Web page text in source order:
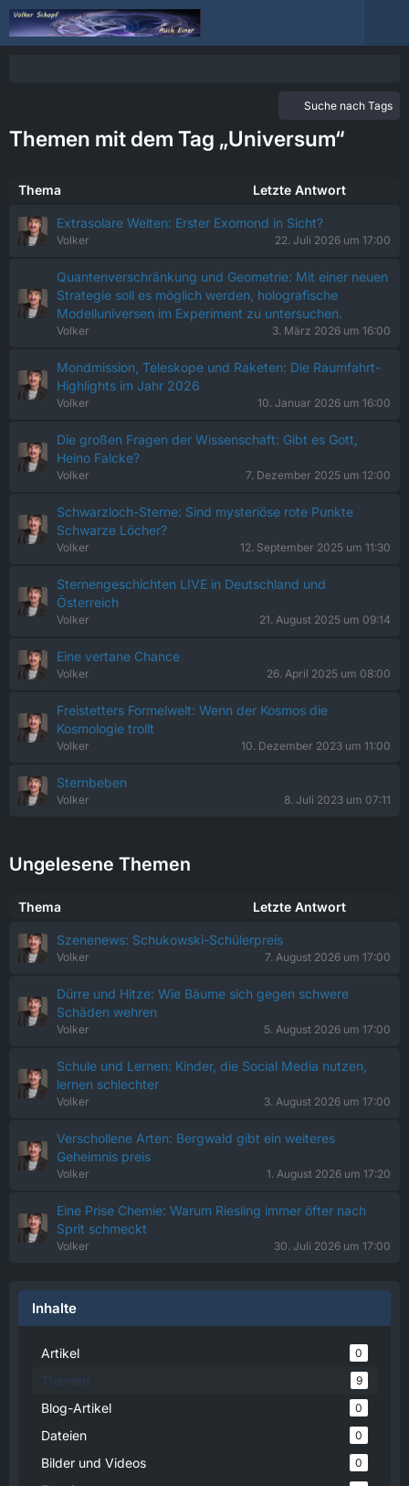
Suche nach Tags
Themen mit dem Tag „Universum“
Thema Letzte Antwort
Extrasolare Welten: Erster Exomond in Sicht?
Volker 22. Juli 2026 um 17:00
Quantenverschränkung und Geometrie: Mit einer neuen
Strategie soll es möglich werden, holografische
Modelluniversen im Experiment zu untersuchen.
Volker 3. März 2026 um 16:00
Mondmission, Teleskope und Raketen: Die Raumfahrt-
Highlights im Jahr 2026
Volker 10. Januar 2026 um 16:00
Die großen Fragen der Wissenschaft: Gibt es Gott,
Heino Falcke?
Volker 7. Dezember 2025 um 12:00
Schwarzloch-Sterne: Sind mysteriöse rote Punkte
Schwarze Löcher?
Volker 12. September 2025 um 11:30
Sternengeschichten LIVE in Deutschland und
Österreich
Volker 21. August 2025 um 09:14
Eine vertane Chance
Volker 26. April 2025 um 08:00
Freistetters Formelwelt: Wenn der Kosmos die
Kosmologie trollt
Volker 10. Dezember 2023 um 11:00
Sternbeben
Volker 8. Juli 2023 um 07:11
Ungelesene Themen
Thema Letzte Antwort
Szenenews: Schukowski-Schülerpreis
Volker 7. August 2026 um 17:00
Dürre und Hitze: Wie Bäume sich gegen schwere
Schäden wehren
Volker 5. August 2026 um 17:00
Schule und Lernen: Kinder, die Social Media nutzen,
lernen schlechter
Volker 3. August 2026 um 17:00
Verschollene Arten: Bergwald gibt ein weiteres
Geheimnis preis
Volker 1. August 2026 um 17:20
Eine Prise Chemie: Warum Riesling immer öfter nach
Sprit schmeckt
Volker 30. Juli 2026 um 17:00
Inhalte
Artikel 0
Themen 9
Blog-Artikel 0
Dateien 0
Bilder und Videos 0